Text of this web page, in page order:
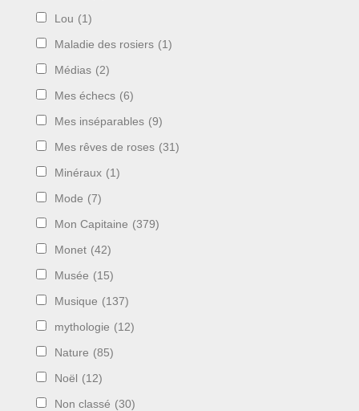
Lou (1)
Maladie des rosiers (1)
Médias (2)
Mes échecs (6)
Mes inséparables (9)
Mes rêves de roses (31)
Minéraux (1)
Mode (7)
Mon Capitaine (379)
Monet (42)
Musée (15)
Musique (137)
mythologie (12)
Nature (85)
Noël (12)
Non classé (30)